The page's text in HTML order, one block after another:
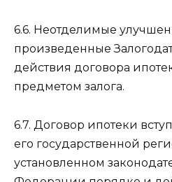
6.6. Неотделимые
произведенные
действия договора
предметом залога.
6.7. Договор ипотеки
его государственной
установленном